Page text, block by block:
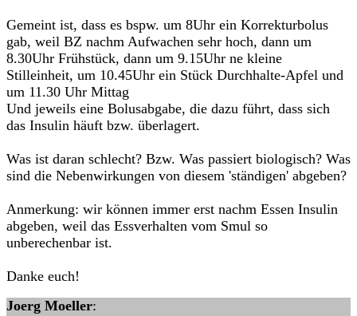
Gemeint ist, dass es bspw. um 8Uhr ein Korrekturbolus
gab, weil BZ nachm Aufwachen sehr hoch, dann um
8.30Uhr Frühstück, dann um 9.15Uhr ne kleine
Stilleinheit, um 10.45Uhr ein Stück Durchhalte-Apfel und
um 11.30 Uhr Mittag
Und jeweils eine Bolusabgabe, die dazu führt, dass sich
das Insulin häuft bzw. überlagert.
Was ist daran schlecht? Bzw. Was passiert biologisch? Was
sind die Nebenwirkungen von diesem 'ständigen' abgeben?
Anmerkung: wir können immer erst nachm Essen Insulin
abgeben, weil das Essverhalten vom Smul so
unberechenbar ist.
Danke euch!
Joerg Moeller: